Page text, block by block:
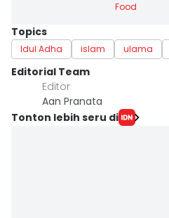
Food
Topics
Idul Adha islam ulama
Editorial Team
Editor
Aan Pranata
Tonton lebih seru di